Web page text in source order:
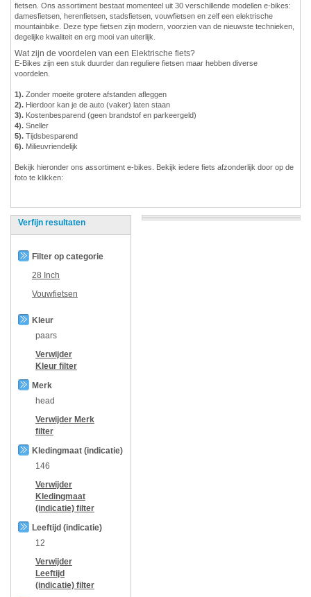
fietsen. Ons assortiment bestaat momenteel uit 30 verschillende modellen e-bikes:
damesfietsen, herenfietsen, stadsfietsen, vouwfietsen en zelf een elektrische
mountainbike. Deze type fietsen zijn modern, voorzien van de nieuwste technieken,
degelijke kwaliteit en erg mooi van uiterlijk.
Wat zijn de voordelen van een Elektrische fiets?
E-Bikes zijn een stuk duurder dan reguliere fietsen maar hebben diverse
voordelen.
1). Zonder moeite grotere afstanden afleggen
2). Hierdoor kan je de auto (vaker) laten staan
3). Kostenbesparend (geen brandstof en parkeergeld)
4). Sneller
5). Tijdsbesparend
6). Milieuvriendelijk
Bekijk hieronder ons assortiment e-bikes. Bekijk iedere fiets afzonderlijk door op de
foto te klikken:
Verfijn resultaten
Filter op categorie
28 Inch
Vouwfietsen
Kleur
paars
Verwijder
Kleur filter
Merk
head
Verwijder Merk
filter
Kledingmaat (indicatie)
146
Verwijder
Kledingmaat
(indicatie) filter
Leeftijd (indicatie)
12
Verwijder
Leeftijd
(indicatie) filter